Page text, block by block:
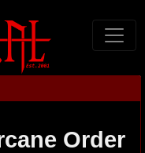
Order